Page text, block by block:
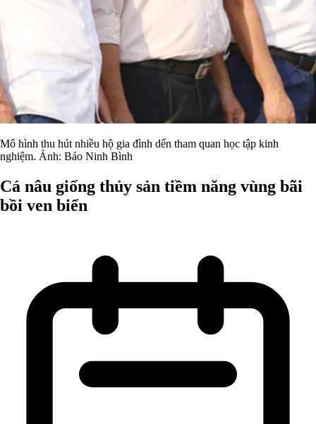
Mô hình thu hút nhiều hộ gia đình dến tham quan học tập kinh
nghiệm. Ảnh: Báo Ninh Bình
Cá nâu giống thủy sản tiềm năng vùng bãi
bồi ven biển